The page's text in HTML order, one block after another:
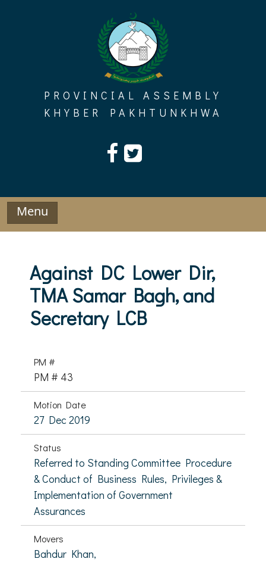
PROVINCIAL ASSEMBLY
KHYBER PAKHTUNKHWA
Menu
Against DC Lower Dir,
TMA Samar Bagh, and
Secretary LCB
PM #
PM # 43
Motion Date
27 Dec 2019
Status
Referred to Standing Committee Procedure
& Conduct of Business Rules, Privileges &
Implementation of Government
Assurances
Movers
Bahdur Khan,